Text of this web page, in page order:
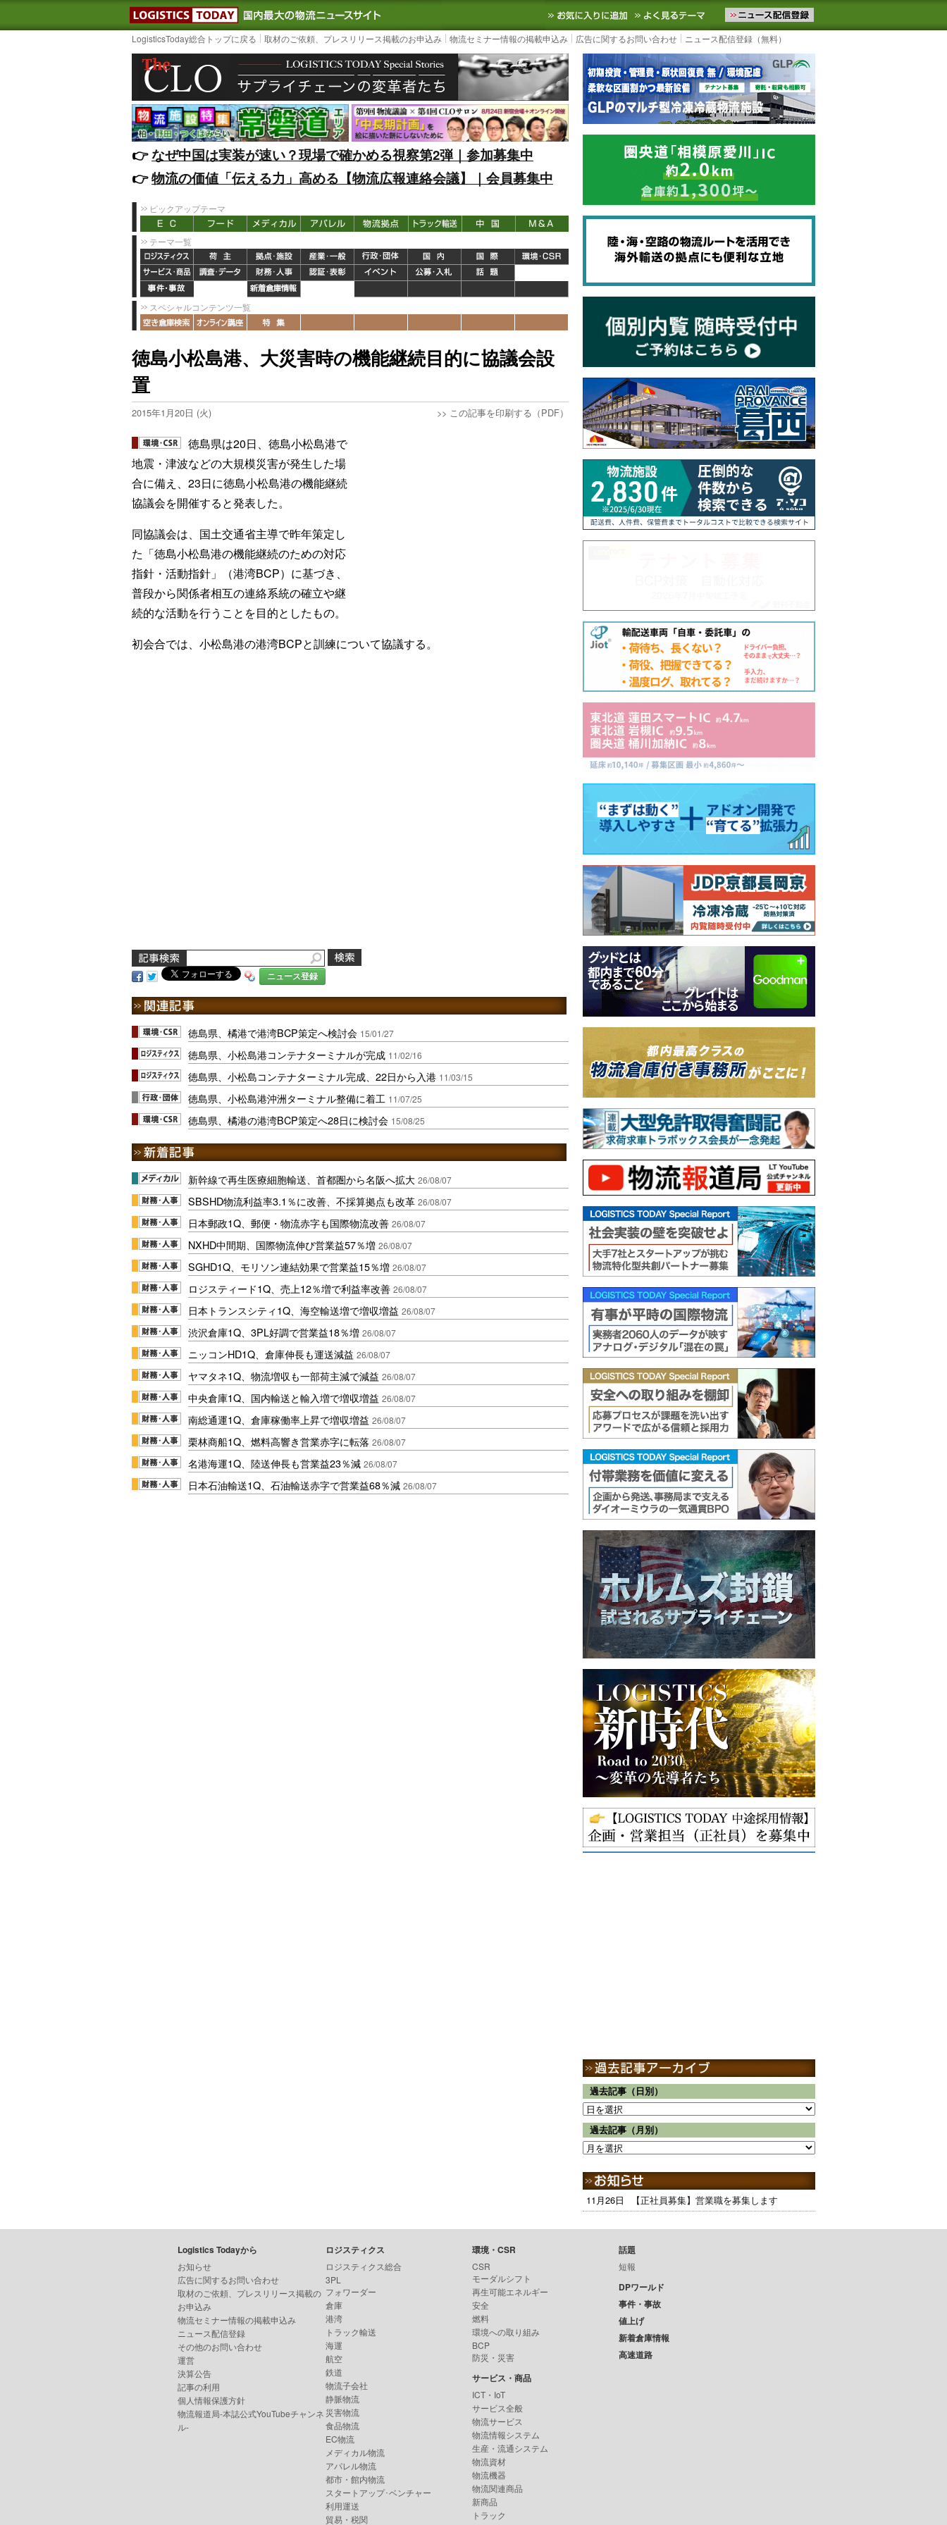
LOGISTICS TODAY｜国内最大の物流ニュースサイト3PL, SCMなど国内外の最新の物流ニュースをお届けします。物流ニュースメール配信を登録す
お気に入りに追加 よく見るテーマ
LogisticsToday総合トップに戻る 取材のご依頼、プレスリリース掲載のお申込み 物流セミナー情報の掲載申込み 広告に関するお問い合わせ ニュース配信登録（無料）
👉️なぜ中国は実装が速い？現場で確かめる視察第2弾｜参加募集中
👉️物流の価値「伝える力」高める【物流広報連絡会議】｜会員募集中
ピックアップテーマ
テーマ一覧
スペシャルコンテンツ一覧
徳島小松島港、大災害時の機能継続目的に協議会設
置
2015年1月20日 (火) >> この記事を印刷する（PDF）
徳島県は20日、徳島小松島港で
地震・津波などの大規模災害が発生した場
合に備え、23日に徳島小松島港の機能継続
協議会を開催すると発表した。
同協議会は、国土交通省主導で昨年策定し
た「徳島小松島港の機能継続のための対応
指針・活動指針」（港湾BCP）に基づき、
普段から関係者相互の連絡系統の確立や継
続的な活動を行うことを目的としたもの。
初会合では、小松島港の港湾BCPと訓練について協議する。
ニュース登録
徳島県、橘港で港湾BCP策定へ検討会 15/01/27
徳島県、小松島港コンテナターミナルが完成 11/02/16
徳島県、小松島コンテナターミナル完成、22日から入港 11/03/15
徳島県、小松島港沖洲ターミナル整備に着工 11/07/25
徳島県、橘港の港湾BCP策定へ28日に検討会 15/08/25
新幹線で再生医療細胞輸送、首都圏から名阪へ拡大 26/08/07
SBSHD物流利益率3.1％に改善、不採算拠点も改革 26/08/07
日本郵政1Q、郵便・物流赤字も国際物流改善 26/08/07
NXHD中間期、国際物流伸び営業益57％増 26/08/07
SGHD1Q、モリソン連結効果で営業益15％増 26/08/07
ロジスティード1Q、売上12％増で利益率改善 26/08/07
日本トランスシティ1Q、海空輸送増で増収増益 26/08/07
渋沢倉庫1Q、3PL好調で営業益18％増 26/08/07
ニッコンHD1Q、倉庫伸長も運送減益 26/08/07
ヤマタネ1Q、物流増収も一部荷主減で減益 26/08/07
中央倉庫1Q、国内輸送と輸入増で増収増益 26/08/07
南総通運1Q、倉庫稼働率上昇で増収増益 26/08/07
栗林商船1Q、燃料高響き営業赤字に転落 26/08/07
名港海運1Q、陸送伸長も営業益23％減 26/08/07
日本石油輸送1Q、石油輸送赤字で営業益68％減 26/08/07
過去記事（日別）
過去記事（月別）
11月26日 【正社員募集】営業職を募集します
Logistics Todayから
お知らせ
広告に関するお問い合わせ
取材のご依頼、プレスリリース掲載の
お申込み
物流セミナー情報の掲載申込み
ニュース配信登録
その他のお問い合わせ
運営
決算公告
記事の利用
個人情報保護方針
物流報道局-本誌公式YouTubeチャンネ
ル-
ロジスティクス
ロジスティクス総合
3PL
フォワーダー
倉庫
港湾
トラック輸送
海運
航空
鉄道
物流子会社
静脈物流
災害物流
食品物流
EC物流
メディカル物流
アパレル物流
都市・館内物流
スタートアップ･ベンチャー
利用運送
貿易・税関
環境・CSR
CSR
モーダルシフト
再生可能エネルギー
安全
燃料
環境への取り組み
BCP
防災・災害
サービス・商品
ICT・IoT
サービス全般
物流サービス
物流情報システム
生産・流通システム
物流資材
物流機器
物流関連商品
新商品
トラック
話題
短報
DPワールド
事件・事故
値上げ
新着倉庫情報
高速道路